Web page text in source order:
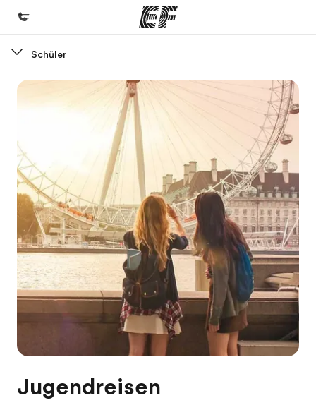
Willkommen bei EF
Alle Programme ansehen
Büros
Büros in der Nähe
Über uns
Wer wir sind
Karriere
Teil des Teams werden
Schüler
Jugendreisen